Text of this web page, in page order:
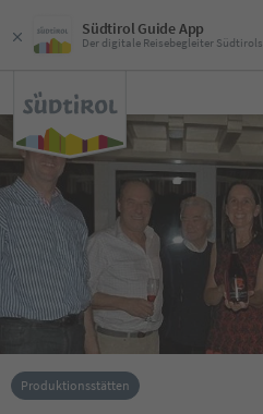
Südtirol Guide App
Der digitale Reisebegleiter Südtirols
Produktionsstätten